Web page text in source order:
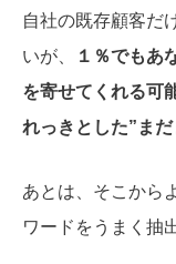
自社の既存顧客だ
いが、
１％でもあ
を寄せてくれる可
れっきとした”まだ
あとは、そこから
ワードをうまく抽